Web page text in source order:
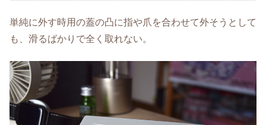
単純に外す時用の蓋の凸に指や爪を合わせて外そうとして
も、滑るばかりで全く取れない。